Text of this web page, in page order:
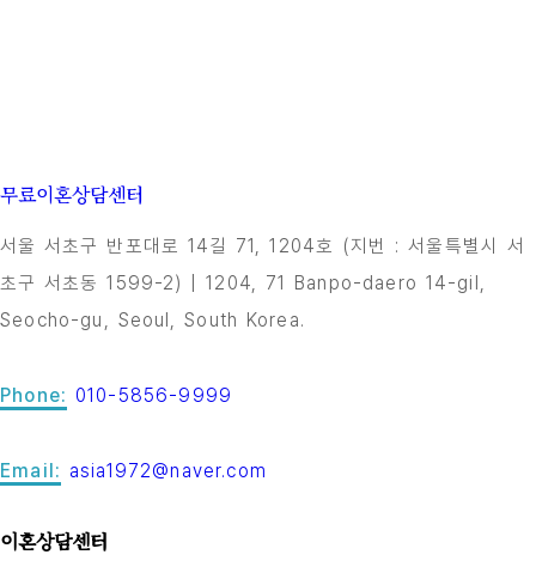
무료이혼상담센터
서울 서초구 반포대로 14길 71, 1204호 (지번 : 서울특별시 서
초구 서초동 1599-2) | 1204, 71 Banpo-daero 14-gil,
Seocho-gu, Seoul, South Korea.
Phone: 010-5856-9999
Email: asia1972@naver.com
이혼상담센터